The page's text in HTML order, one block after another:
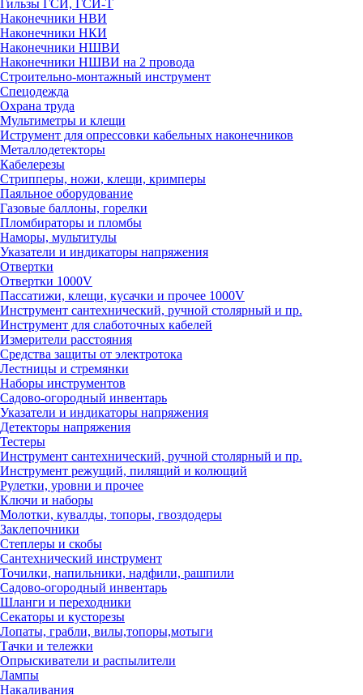
Гильзы ГСИ, ГСИ-Т
Наконечники НВИ
Наконечники НКИ
Наконечники НШВИ
Наконечники НШВИ на 2 провода
Строительно-монтажный инструмент
Спецодежда
Охрана труда
Мультиметры и клещи
Иструмент для опрессовки кабельных наконечников
Металлодетекторы
Кабелерезы
Стрипперы, ножи, клещи, кримперы
Паяльное оборудование
Газовые баллоны, горелки
Пломбираторы и пломбы
Наморы, мультитулы
Указатели и индикаторы напряжения
Отвертки
Отвертки 1000V
Пассатижи, клещи, кусачки и прочее 1000V
Инструмент сантехнический, ручной столярный и пр.
Инструмент для слаботочных кабелей
Измерители расстояния
Средства защиты от электротока
Лестницы и стремянки
Наборы инструментов
Садово-огородный инвентарь
Указатели и индикаторы напряжения
Детекторы напряжения
Тестеры
Инструмент сантехнический, ручной столярный и пр.
Инструмент режущий, пилящий и колющий
Рулетки, уровни и прочее
Ключи и наборы
Молотки, кувалды, топоры, гвоздодеры
Заклепочники
Степлеры и скобы
Сантехнический инструмент
Точилки, напильники, надфили, рашпили
Садово-огородный инвентарь
Шланги и переходники
Секаторы и кусторезы
Лопаты, грабли, вилы,топоры,мотыги
Тачки и тележки
Опрыскиватели и распылители
Лампы
Накаливания